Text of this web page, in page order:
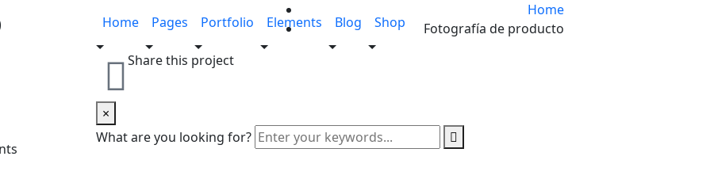
Home Pages Portfolio Elements Blog Shop
×
What are you looking for?
Home
Fotografía de producto
Share this project